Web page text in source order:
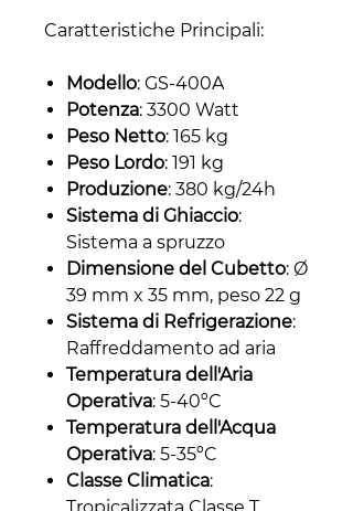
Caratteristiche Principali:
Modello: GS-400A
Potenza: 3300 Watt
Peso Netto: 165 kg
Peso Lordo: 191 kg
Produzione: 380 kg/24h
Sistema di Ghiaccio:
Sistema a spruzzo
Dimensione del Cubetto: Ø
39 mm x 35 mm, peso 22 g
Sistema di Refrigerazione:
Raffreddamento ad aria
Temperatura dell'Aria
Operativa: 5-40ºC
Temperatura dell'Acqua
Operativa: 5-35ºC
Classe Climatica: